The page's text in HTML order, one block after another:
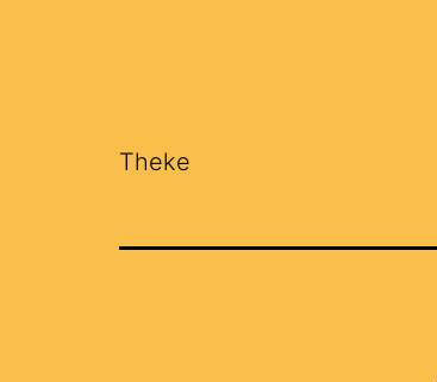
Theke